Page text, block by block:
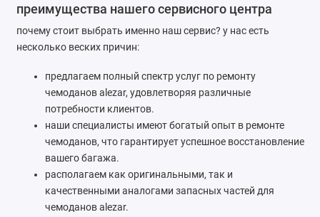
преимущества нашего сервисного центра
почему стоит выбрать именно наш сервис? у нас есть
несколько веских причин:
предлагаем полный спектр услуг по ремонту
чемоданов alezar, удовлетворяя различные
потребности клиентов.
наши специалисты имеют богатый опыт в ремонте
чемоданов, что гарантирует успешное восстановление
вашего багажа.
располагаем как оригинальными, так и
качественными аналогами запасных частей для
чемоданов alezar.